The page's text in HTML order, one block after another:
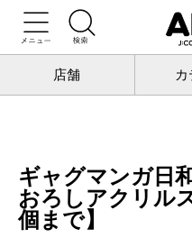
店舗 カ
トップ
増田こうすけ劇場 ギ
グッズ
ギャグマンガ日和25周年記念展 描
ギャグマンガ日
おろしアクリル
個まで】